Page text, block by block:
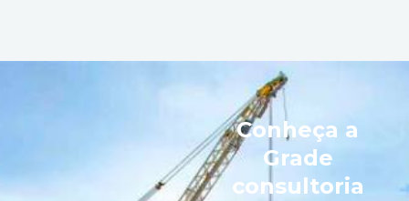
Conheça a
Grade
consultoria